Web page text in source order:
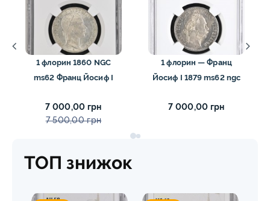
1 флорин 1860 NGC
ms62 Франц Йосиф I
7 000,00 грн
7 500,00 грн
1 флорин — Франц
Йосиф I 1879 ms62 ngc
7 000,00 грн
ТОП знижок